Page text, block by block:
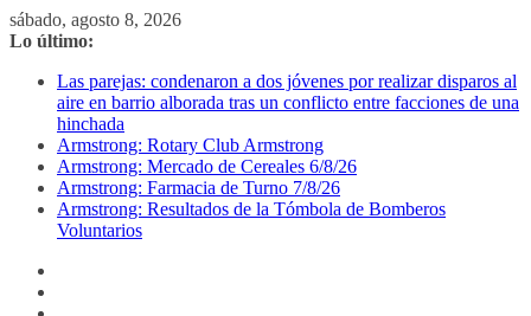
Saltar
al
sábado, agosto 8, 2026
Lo último:
Las parejas: condenaron a dos jóvenes por realizar disparos al
aire en barrio alborada tras un conflicto entre facciones de una
hinchada
Armstrong: Rotary Club Armstrong
Armstrong: Mercado de Cereales 6/8/26
Armstrong: Farmacia de Turno 7/8/26
Armstrong: Resultados de la Tómbola de Bomberos
Voluntarios